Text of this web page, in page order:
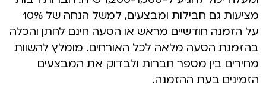
מציעות גם חבילות ומבצעים, למשל הנחה של 10%
על הזמנה חודשיים מראש או הסעה חינם לחתן והכלה
בהזמנת הסעה מלאה לכל האורחים. מומלץ להשוות
מחירים בין מספר חברות ולבדוק את המבצעים
הזמינים בעת ההזמנה.